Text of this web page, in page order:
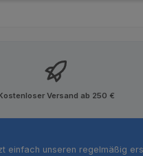
Versand ab 250 €
einfach unseren regelmäßig